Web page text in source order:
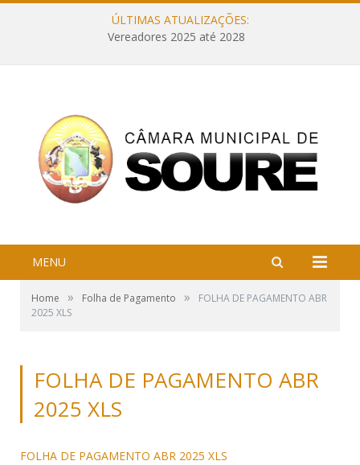
ÚLTIMAS ATUALIZAÇÕES:
Vereadores 2025 até 2028
MENU
Home » Folha de Pagamento »
FOLHA DE PAGAMENTO ABR
2025 XLS
FOLHA DE PAGAMENTO ABR
2025 XLS
FOLHA DE PAGAMENTO ABR 2025 XLS